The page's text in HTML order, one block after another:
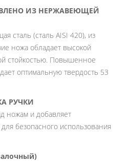
ИЗ НЕРЖАВЕЮЩЕЙ
сталь (сталь AISI 420), из
ножа обладает высокой
стойкостью. Повышенное
оптимальную твердость 53
РУЧКИ
ножам и добавляет
безопасного использования